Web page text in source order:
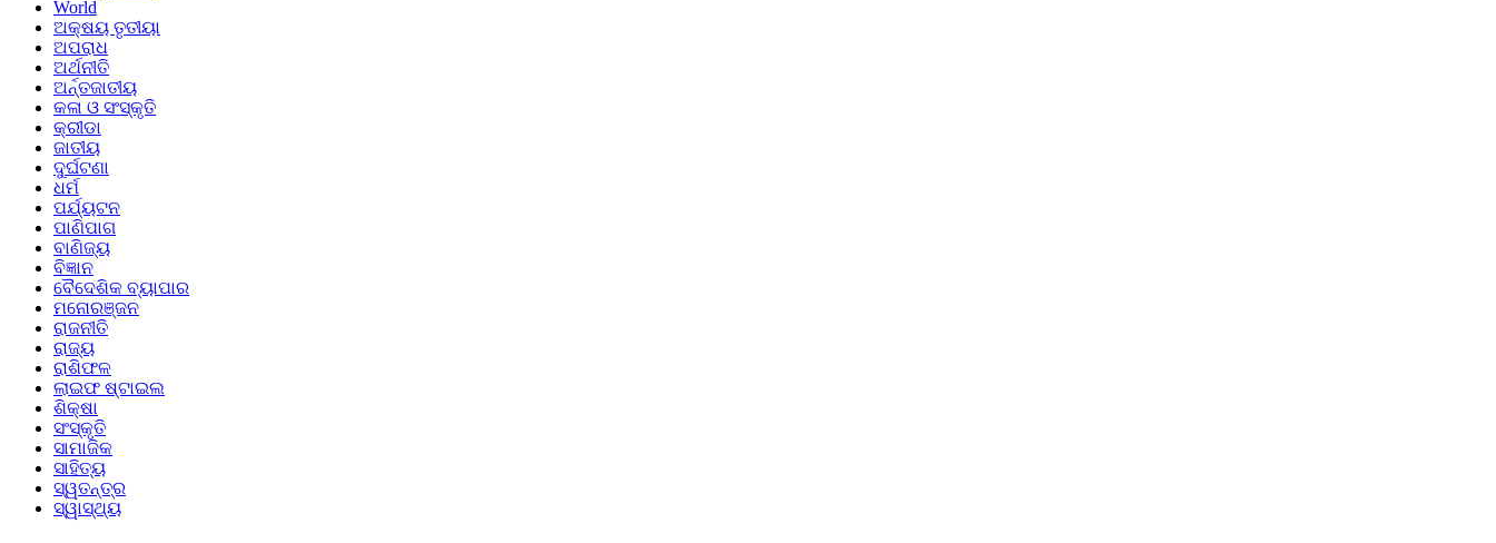
World
ଅକ୍ଷୟ ତୃତୀୟା
ଅପରାଧ
ଅର୍ଥନୀତି
ଅର୍ନ୍ତଜାତୀୟ
କଳା ଓ ସଂସ୍କୃତି
କ୍ରୀଡା
ଜାତୀୟ
ଦୁର୍ଘଟଣା
ଧର୍ମ
ପର୍ଯ୍ୟଟନ
ପାଣିପାଗ
ବାଣିଜ୍ୟ
ବିଜ୍ଞାନ
ବୈଦେଶିକ ବ୍ୟାପାର
ମନୋରଞ୍ଜନ
ରାଜନୀତି
ରାଜ୍ୟ
ରାଶିଫଳ
ଲାଇଫ ଷ୍ଟାଇଲ
ଶିକ୍ଷା
ସଂସ୍କୃତି
ସାମାଜିକ
ସାହିତ୍ୟ
ସ୍ୱତନ୍ତ୍ର
ସ୍ୱାସ୍ଥ୍ୟ